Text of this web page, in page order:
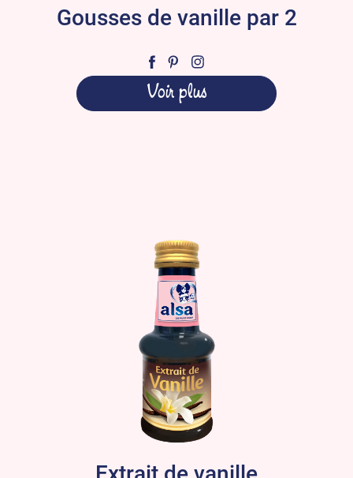
Gousses de vanille par 2
Voir plus